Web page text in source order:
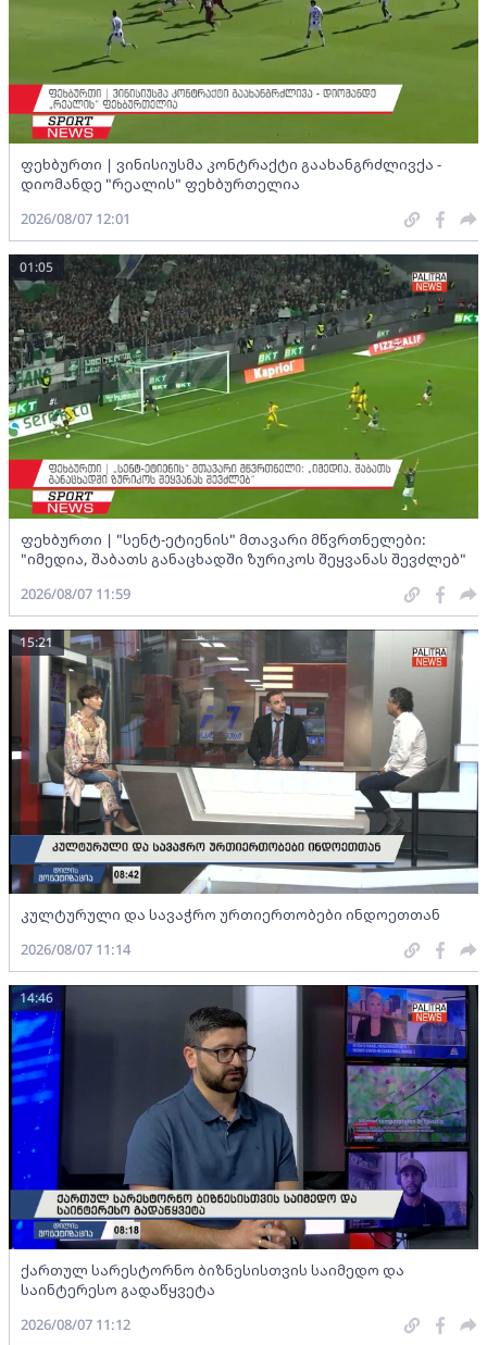
ფეხბურთი | ვინისიუსმა კონტრაქტი გაახანგრძლივქა -
დიომანდე "რეალის" ფეხბურთელია
2026/08/07 12:01
ფეხბურთი | "სენტ-ეტიენის" მთავარი მწვრთნელები:
"იმედია, შაბათს განაცხადში ზურიკოს შეყვანას შევძლებ"
01:05
2026/08/07 11:59
კულტურული და სავაჭრო ურთიერთობები ინდოეთთან
15:21
2026/08/07 11:14
ქართულ სარესტორნო ბიზნესისთვის საიმედო და
საინტერესო გადაწყვეტა
14:46
2026/08/07 11:12